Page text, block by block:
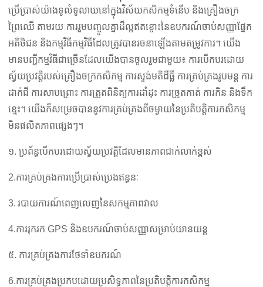
ប្រើប្រាស់យ៉ាងទូលំទូលាយនៅក្នុងវិស័យកសិកម្មទំនើប និងគ្រឿងចក្រ
ព្រៃឈើ តាមរយៈការរួមបញ្ចូលគ្នាដ៏ល្អឥតខ្ចោះនៃឧបករណ៍ចាប់សញ្ញាផ្នែក
អតិថិជន និងកម្មវិធីកម្មវិធីដែលត្រូវបានរចនាឡើងតាមតម្រូវការ។ យើង
មានបញ្ជីកម្មវិធីជាច្រើនដែលយើងបានចូលរួមជាមួយ៖ ការបើកបរដោយ
ស្វ័យប្រវត្តិរបស់គ្រឿងចក្រកសិកម្ម ការស្ទង់មតិដីធ្លី ការគ្រប់គ្រងរូបមន្ត ការ
ដាក់ជី ការសាបព្រោះ ការត្រួតពិនិត្យការដាំដុះ ការច្រូតកាត់ ការកិន និងទឹក
ខ្មេះ។ យើងក៏សម្រេចបាននូវការគ្រប់គ្រងពីចម្ងាយនៃប្រតិបត្តិការកសិកម្ម
មិនផលិតភាពផ្សេងៗ។
១. ប្រព័ន្ធបើកបរដោយស្វ័យប្រវត្តិដែលមានភាពជាក់លាក់ខ្ពស់
2.ការគ្រប់គ្រងការប្រើប្រាស់ប្រេងឥន្ធនៈ
3. របាយការណ៍ពេញលេញនៃសកម្មភាពវាល
4.ការរុករក GPS និងឧបករណ៍ចាប់សញ្ញាសម្រាប់យានយន្ត
៥. ការគ្រប់គ្រងការថែទាំឧបករណ៍
6.ការគ្រប់គ្រងប្រកបដោយប្រសិទ្ធភាពនៃប្រតិបត្តិការកសិកម្ម